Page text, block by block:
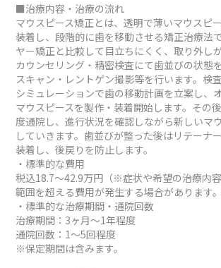
■治療内容・治療の流れ
マウスピース矯正とは、透明で薄いマウスピ
装着し、段階的に歯を移動させる矯正治療法
ヤー矯正と比較して目立ちにくく、取り外しが
カウンセリング・精密検査にて歯並びの状態
スキャン・レントゲン撮影等を行います。検
シミュレーションで歯の移動計画を立案し、
マウスピースを製作・装着開始します。その
度通院し、進行状況を確認しながら新しいマ
していきます。歯並びが整った後はリテーナ
装着し、後戻りを防止します。
・標準的な費用
税込18.7～42.9万円（※症状や希望の治療内
範囲を超える費用が発生する場合があります。
・標準的な治療期間・通院回数
治療期間：3ヶ月～1年程度
通院回数：1～5回程度
※保定期間は含みます。